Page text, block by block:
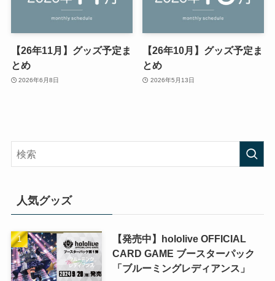
【26年11月】グッズ予定ま
とめ
2026年6月8日
【26年10月】グッズ予定ま
とめ
2026年5月13日
人気グッズ
【発売中】hololive OFFICIAL
CARD GAME ブースターパック
「ブルーミングレディアンス」